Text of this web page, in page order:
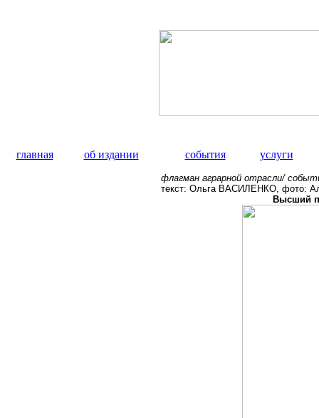
главная об издании события услуги
флагман аграрной отрасли/
текст: Ольга ВАСИЛЕНКО, фото:
Высший